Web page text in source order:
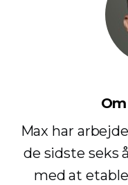
Max har
de sidste seks
med at